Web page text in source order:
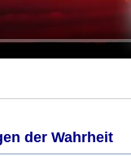
der Wahrheit